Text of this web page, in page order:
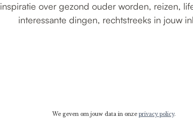
over gezond ouder worden, reizen,
interessante dingen, rechtstreeks in jouw
We geven om jouw data in onze privacy policy.